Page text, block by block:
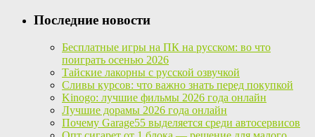
Последние новости
Бесплатные игры на ПК на русском: во что
поиграть осенью 2026
Тайские лакорны с русской озвучкой
Сливы курсов: что важно знать перед покупкой
Kinogo: лучшие фильмы 2026 года онлайн
Лучшие дорамы 2026 года онлайн
Почему Garage55 выделяется среди автосервисов